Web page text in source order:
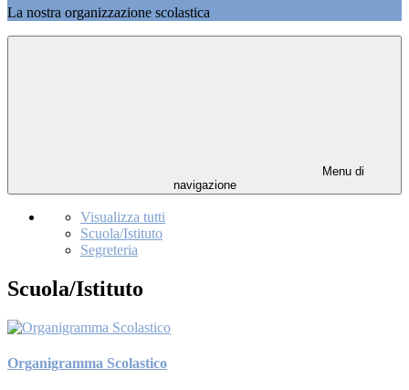
La nostra organizzazione scolastica
Menu di
navigazione
Visualizza tutti
Scuola/Istituto
Segreteria
Scuola/Istituto
Organigramma Scolastico